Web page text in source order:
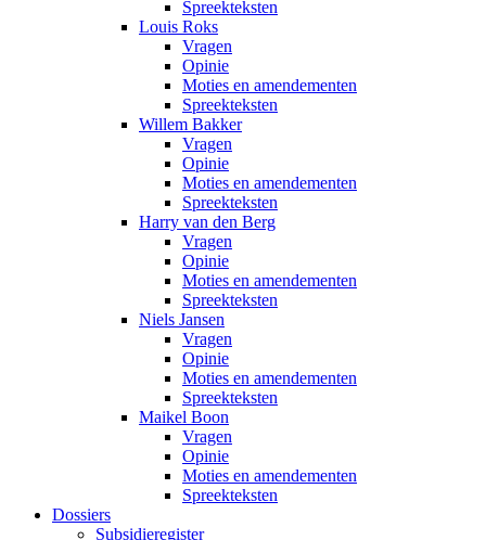
Spreekteksten
Louis Roks
Vragen
Opinie
Moties en amendementen
Spreekteksten
Willem Bakker
Vragen
Opinie
Moties en amendementen
Spreekteksten
Harry van den Berg
Vragen
Opinie
Moties en amendementen
Spreekteksten
Niels Jansen
Vragen
Opinie
Moties en amendementen
Spreekteksten
Maikel Boon
Vragen
Opinie
Moties en amendementen
Spreekteksten
Dossiers
Subsidieregister